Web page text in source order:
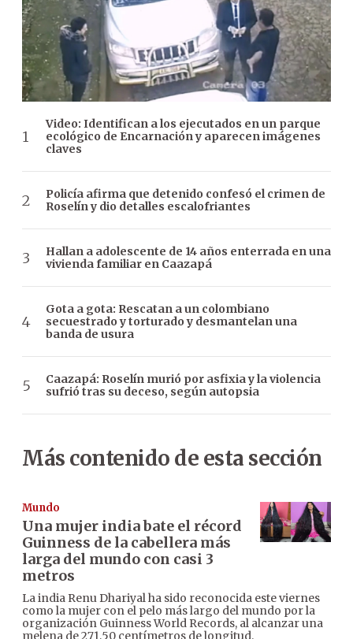
Video: Identifican a los ejecutados en un parque
ecológico de Encarnación y aparecen imágenes
claves
Policía afirma que detenido confesó el crimen de
Roselín y dio detalles escalofriantes
Hallan a adolescente de 14 años enterrada en una
vivienda familiar en Caazapá
Gota a gota: Rescatan a un colombiano
secuestrado y torturado y desmantelan una
banda de usura
Caazapá: Roselín murió por asfixia y la violencia
sufrió tras su deceso, según autopsia
Más contenido de esta sección
Mundo
Una mujer india bate el récord
Guinness de la cabellera más
larga del mundo con casi 3
metros
La india Renu Dhariyal ha sido reconocida este viernes
como la mujer con el pelo más largo del mundo por la
organización Guinness World Records, al alcanzar una
melena de 271,50 centímetros de longitud.